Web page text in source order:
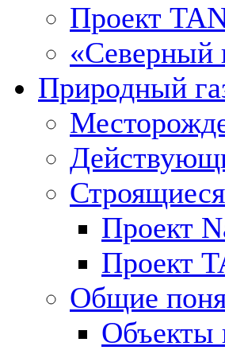
Проект
«Северный
Природный
Проект
Проект
Общие
Объекты